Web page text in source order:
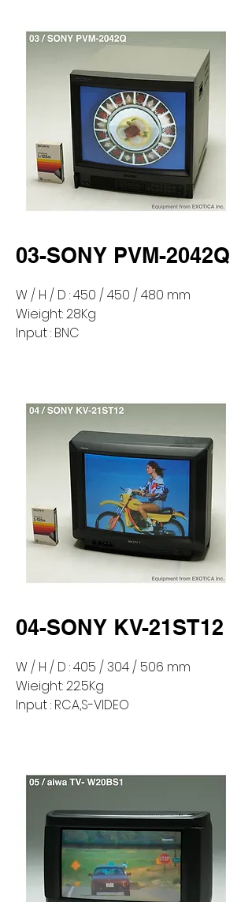
03-SONY PVM-2042Q
W / H / D : 450 / 450 / 480 mm
Wieight: 28Kg
Input : BNC
04-SONY KV-21ST12
W / H / D : 405 / 304 / 506 mm
Wieight: 22.5Kg
Input : RCA,S-VIDEO